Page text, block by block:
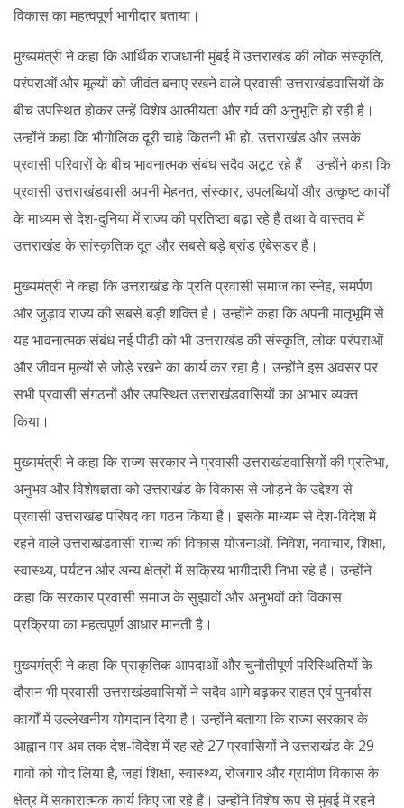
विकास का महत्वपूर्ण भागीदार बताया।
मुख्यमंत्री ने कहा कि आर्थिक राजधानी मुंबई में उत्तराखंड की लोक संस्कृति,
परंपराओं और मूल्यों को जीवंत बनाए रखने वाले प्रवासी उत्तराखंडवासियों के
बीच उपस्थित होकर उन्हें विशेष आत्मीयता और गर्व की अनुभूति हो रही है।
उन्होंने कहा कि भौगोलिक दूरी चाहे कितनी भी हो, उत्तराखंड और उसके
प्रवासी परिवारों के बीच भावनात्मक संबंध सदैव अटूट रहे हैं। उन्होंने कहा कि
प्रवासी उत्तराखंडवासी अपनी मेहनत, संस्कार, उपलब्धियों और उत्कृष्ट कार्यों
के माध्यम से देश-दुनिया में राज्य की प्रतिष्ठा बढ़ा रहे हैं तथा वे वास्तव में
उत्तराखंड के सांस्कृतिक दूत और सबसे बड़े ब्रांड एंबेसडर हैं।
मुख्यमंत्री ने कहा कि उत्तराखंड के प्रति प्रवासी समाज का स्नेह, समर्पण
और जुड़ाव राज्य की सबसे बड़ी शक्ति है। उन्होंने कहा कि अपनी मातृभूमि से
यह भावनात्मक संबंध नई पीढ़ी को भी उत्तराखंड की संस्कृति, लोक परंपराओं
और जीवन मूल्यों से जोड़े रखने का कार्य कर रहा है। उन्होंने इस अवसर पर
सभी प्रवासी संगठनों और उपस्थित उत्तराखंडवासियों का आभार व्यक्त
किया।
मुख्यमंत्री ने कहा कि राज्य सरकार ने प्रवासी उत्तराखंडवासियों की प्रतिभा,
अनुभव और विशेषज्ञता को उत्तराखंड के विकास से जोड़ने के उद्देश्य से
प्रवासी उत्तराखंड परिषद का गठन किया है। इसके माध्यम से देश-विदेश में
रहने वाले उत्तराखंडवासी राज्य की विकास योजनाओं, निवेश, नवाचार, शिक्षा,
स्वास्थ्य, पर्यटन और अन्य क्षेत्रों में सक्रिय भागीदारी निभा रहे हैं। उन्होंने
कहा कि सरकार प्रवासी समाज के सुझावों और अनुभवों को विकास
प्रक्रिया का महत्वपूर्ण आधार मानती है।
मुख्यमंत्री ने कहा कि प्राकृतिक आपदाओं और चुनौतीपूर्ण परिस्थितियों के
दौरान भी प्रवासी उत्तराखंडवासियों ने सदैव आगे बढ़कर राहत एवं पुनर्वास
कार्यों में उल्लेखनीय योगदान दिया है। उन्होंने बताया कि राज्य सरकार के
आह्वान पर अब तक देश-विदेश में रह रहे 27 प्रवासियों ने उत्तराखंड के 29
गांवों को गोद लिया है, जहां शिक्षा, स्वास्थ्य, रोजगार और ग्रामीण विकास के
क्षेत्र में सकारात्मक कार्य किए जा रहे हैं। उन्होंने विशेष रूप से मुंबई में रहने